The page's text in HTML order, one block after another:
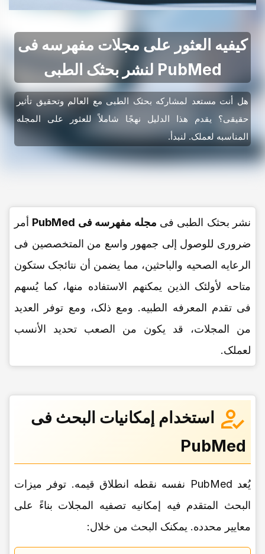
کیفیه العثور على مجلات مفهرسه فی
PubMed لنشر بحثک الطبی
هل أنت مستعد لمشارکه بحثک الطبی مع العالم وتحقیق تأثیر
حقیقی؟ یقدم هذا الدلیل نهجًا شاملاً للعثور على المجله
المناسبه لعملک. لنبدأ.
نشر بحثک الطبی فی مجله مفهرسه فی PubMed
أمر
ضروری للوصول إلى جمهور واسع من المتخصصین فی
الرعایه الصحیه والباحثین، مما یضمن أن نتائجک ستکون
متاحه لأولئک الذین یمکنهم الاستفاده منها، کما یُسهم
فی تقدم المعرفه الطبیه. ومع ذلک، ومع توفر العدید
من المجلات، قد یکون من الصعب تحدید الأنسب
لعملک.
استخدام إمکانیات البحث فی
PubMed
یُعد PubMed نفسه نقطه انطلاق قیمه. توفر میزات
البحث المتقدم فیه إمکانیه تصفیه المجلات بناءً على
معاییر محدده. یمکنک البحث من خلال: